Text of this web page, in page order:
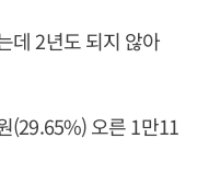
데 2년도 되지 않아
(29.65%) 오른 1만11